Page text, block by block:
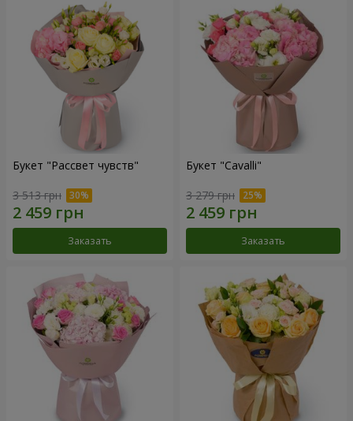
Букет "Рассвет чувств"
3 513 грн
Заказать
Букет "Cаvalli"
3 279 грн
Заказать